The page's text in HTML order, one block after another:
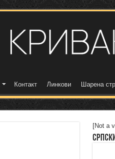
Контакт Линкови Шарена
[Not a